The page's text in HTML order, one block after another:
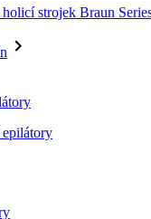
strojek Braun
epilátory